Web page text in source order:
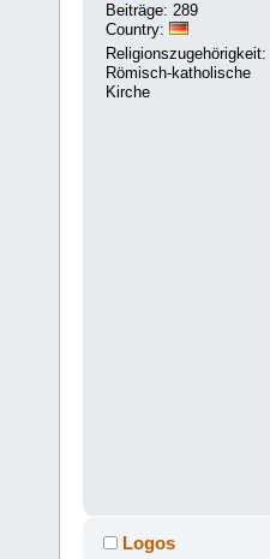
Beiträge: 289
Country:
Religionszugehörigkeit:
Römisch-katholische
Kirche
Logos